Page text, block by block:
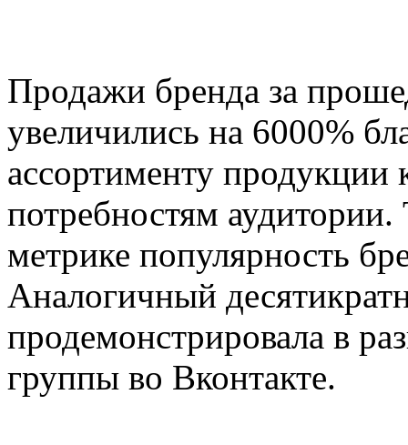
Продажи бренда за
увеличились на 6000%
ассортименту
потребностям
метрике популярность
Аналогичный
продемонстрировала в
группы во Вконтакте.